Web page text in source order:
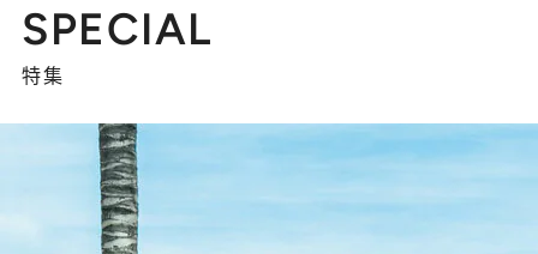
SPECIAL
特集